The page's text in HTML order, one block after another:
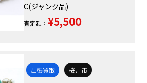
C(ジャンク品)
査定額： ¥5,500
出張買取 桜井市